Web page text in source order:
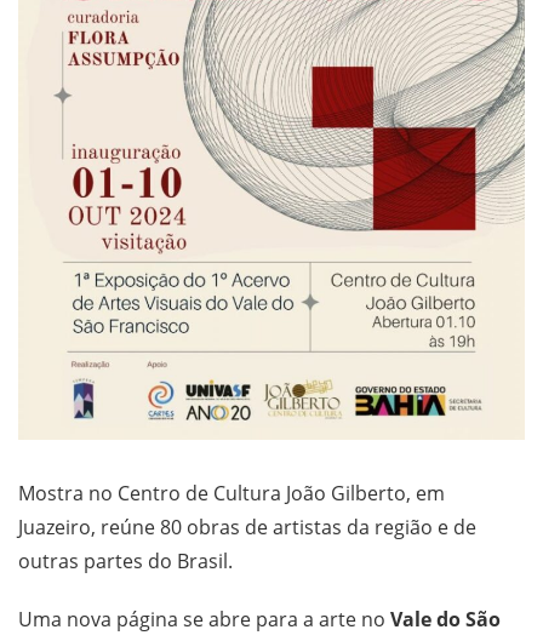
Mostra no Centro de Cultura João Gilberto, em
Juazeiro, reúne 80 obras de artistas da região e de
outras partes do Brasil.
Uma nova página se abre para a arte no Vale do São